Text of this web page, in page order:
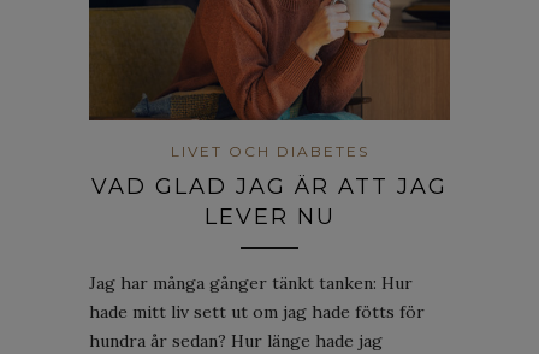
LIVET OCH DIABETES
VAD GLAD JAG ÄR ATT JAG
LEVER NU
Jag har många gånger tänkt tanken: Hur
hade mitt liv sett ut om jag hade fötts för
hundra år sedan? Hur länge hade jag